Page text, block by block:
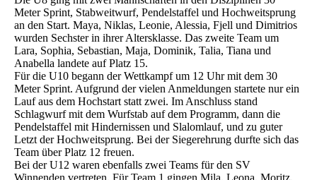
Meter Sprint, Stabweitwurf, Pendelstaffel und Hochweitsprung
an den Start. Maya, Niklas, Leonie, Alessia, Fjell und Dimitrios
wurden Sechster in ihrer Altersklasse. Das zweite Team um
Lara, Sophia, Sebastian, Maja, Dominik, Talia, Tiana und
Anabella landete auf Platz 15.
Für die U10 begann der Wettkampf um 12 Uhr mit dem 30
Meter Sprint. Aufgrund der vielen Anmeldungen startete nur ein
Lauf aus dem Hochstart statt zwei. Im Anschluss stand
Schlagwurf mit dem Wurfstab auf dem Programm, dann die
Pendelstaffel mit Hindernissen und Slalomlauf, und zu guter
Letzt der Hochweitsprung. Bei der Siegerehrung durfte sich das
Team über Platz 12 freuen.
Bei der U12 waren ebenfalls zwei Teams für den SV
Winnenden vertreten. Für Team 1 gingen Mila, Leona, Moritz,